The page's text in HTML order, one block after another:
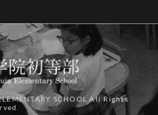
SCHOOL All Rights